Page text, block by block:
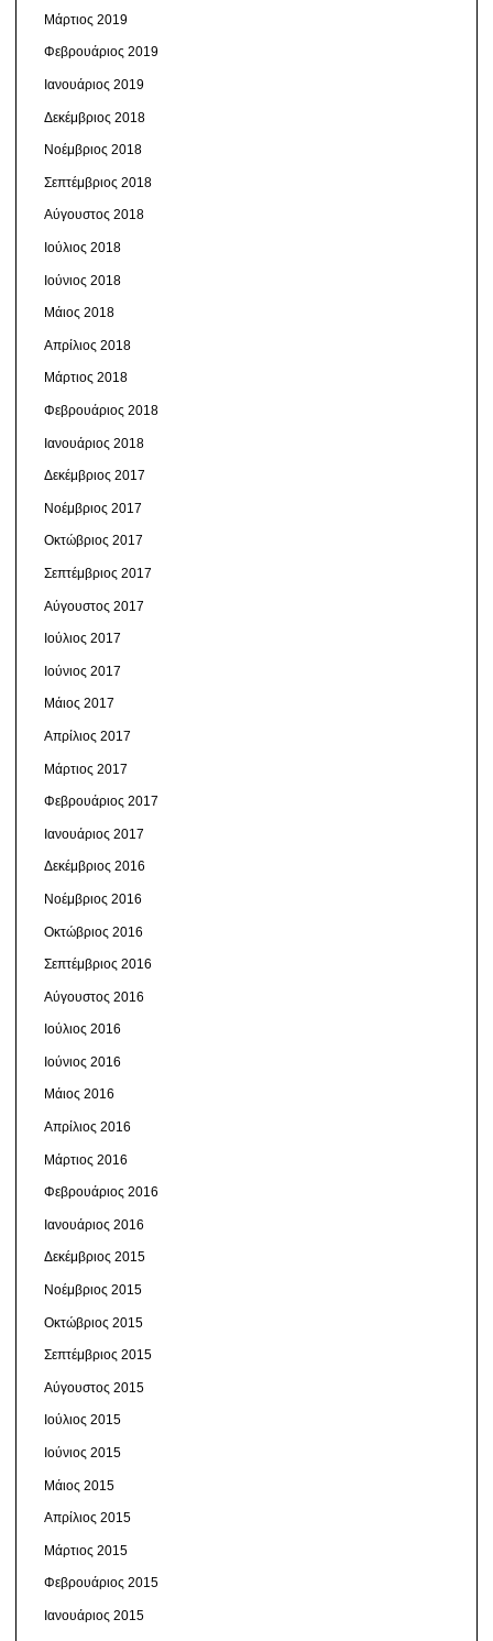
Μάρτιος 2019
Φεβρουάριος 2019
Ιανουάριος 2019
Δεκέμβριος 2018
Νοέμβριος 2018
Σεπτέμβριος 2018
Αύγουστος 2018
Ιούλιος 2018
Ιούνιος 2018
Μάιος 2018
Απρίλιος 2018
Μάρτιος 2018
Φεβρουάριος 2018
Ιανουάριος 2018
Δεκέμβριος 2017
Νοέμβριος 2017
Οκτώβριος 2017
Σεπτέμβριος 2017
Αύγουστος 2017
Ιούλιος 2017
Ιούνιος 2017
Μάιος 2017
Απρίλιος 2017
Μάρτιος 2017
Φεβρουάριος 2017
Ιανουάριος 2017
Δεκέμβριος 2016
Νοέμβριος 2016
Οκτώβριος 2016
Σεπτέμβριος 2016
Αύγουστος 2016
Ιούλιος 2016
Ιούνιος 2016
Μάιος 2016
Απρίλιος 2016
Μάρτιος 2016
Φεβρουάριος 2016
Ιανουάριος 2016
Δεκέμβριος 2015
Νοέμβριος 2015
Οκτώβριος 2015
Σεπτέμβριος 2015
Αύγουστος 2015
Ιούλιος 2015
Ιούνιος 2015
Μάιος 2015
Απρίλιος 2015
Μάρτιος 2015
Φεβρουάριος 2015
Ιανουάριος 2015